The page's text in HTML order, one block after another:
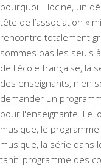
pourquoi. Hocine, un
tête de l’association «
rencontre totalement
sommes pas les seuls
de l'école française, la
des enseignants, n'en
demander un
pour l'enseignante. Le
musique, le
musique, la série dans
tahiti programme des